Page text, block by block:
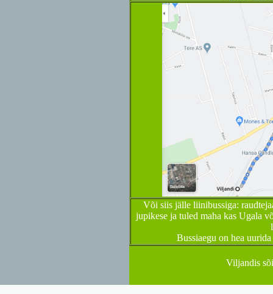
Või siis jälle liinibussiga:
jupikese ja tuled maha kas Ugala
Bussiaegu on hea
Viljandis